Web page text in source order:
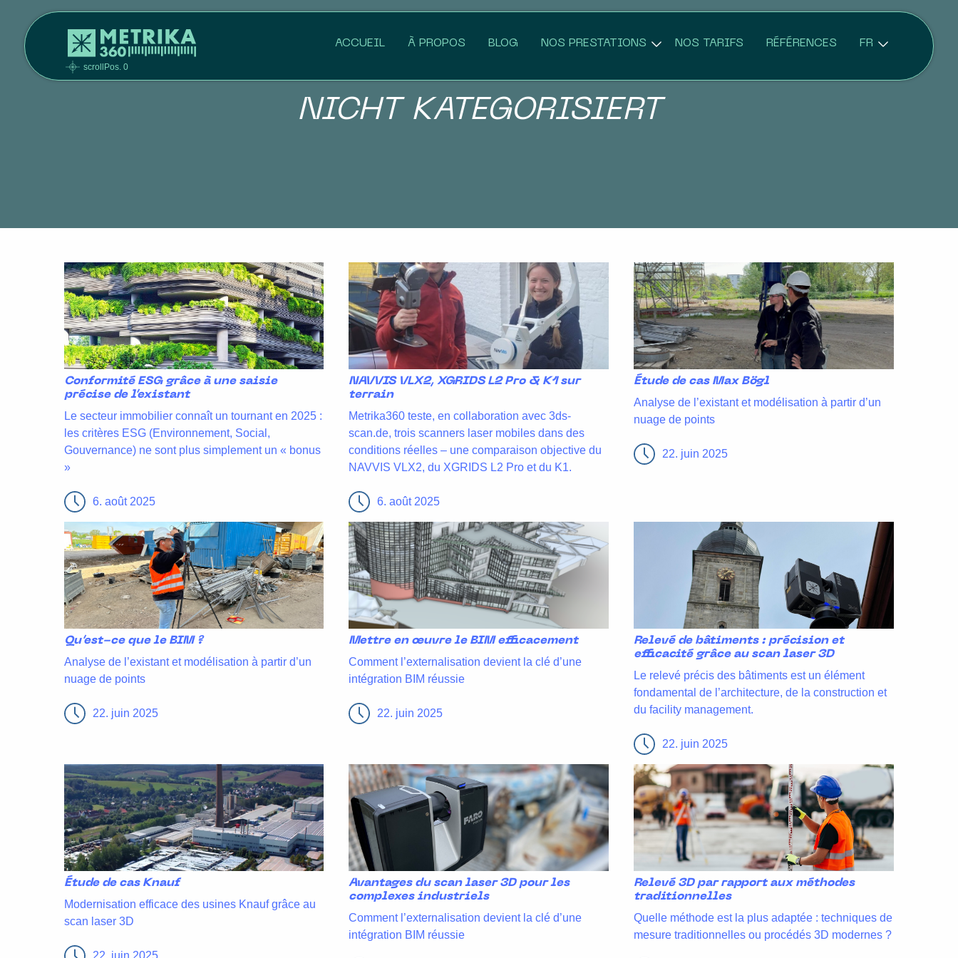
scrollPos. 0
ACCUEIL À PROPOS BLOG NOS PRESTATIONS NOS TARIFS RÉFÉRENCES FR
NICHT KATEGORISIERT
Conformité ESG grâce à une saisie
précise de l’existant
Le secteur immobilier connaît un tournant en 2025 :
les critères ESG (Environnement, Social,
Gouvernance) ne sont plus simplement un « bonus
»
6. août 2025
NAVVIS VLX2, XGRIDS L2 Pro & K1 sur
terrain
Metrika360 teste, en collaboration avec 3ds-
scan.de, trois scanners laser mobiles dans des
conditions réelles – une comparaison objective du
NAVVIS VLX2, du XGRIDS L2 Pro et du K1.
6. août 2025
Étude de cas Max Bögl
Analyse de l’existant et modélisation à partir d’un
nuage de points
22. juin 2025
Qu’est-ce que le BIM ?
Analyse de l’existant et modélisation à partir d’un
nuage de points
22. juin 2025
Mettre en œuvre le BIM efficacement
Comment l’externalisation devient la clé d’une
intégration BIM réussie
22. juin 2025
Relevé de bâtiments : précision et
efficacité grâce au scan laser 3D
Le relevé précis des bâtiments est un élément
fondamental de l’architecture, de la construction et
du facility management.
22. juin 2025
Étude de cas Knauf
Modernisation efficace des usines Knauf grâce au
scan laser 3D
22. juin 2025
Avantages du scan laser 3D pour les
complexes industriels
Comment l’externalisation devient la clé d’une
intégration BIM réussie
Relevé 3D par rapport aux méthodes
traditionnelles
Quelle méthode est la plus adaptée : techniques de
mesure traditionnelles ou procédés 3D modernes ?